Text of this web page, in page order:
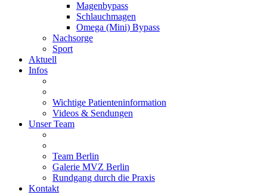
Magenbypass
Schlauchmagen
Omega (Mini) Bypass
Nachsorge
Sport
Aktuell
Infos
Wichtige Patienteninformation
Videos & Sendungen
Unser Team
Team Berlin
Galerie MVZ Berlin
Rundgang durch die Praxis
Kontakt